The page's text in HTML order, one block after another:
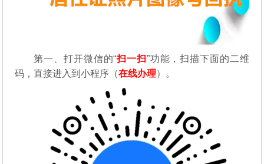
第一、打开微信的“扫一扫”功能，扫描下面的二维
码，直接进入到小程序（在线办理）。